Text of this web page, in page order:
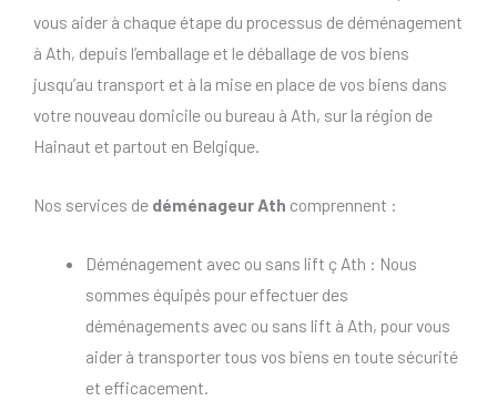
vous aider à chaque étape du processus de déménagement
à Ath, depuis l’emballage et le déballage de vos biens
jusqu’au transport et à la mise en place de vos biens dans
votre nouveau domicile ou bureau à Ath, sur la région de
Hainaut et partout en Belgique.
Nos services de déménageur Ath comprennent :
Déménagement avec ou sans lift ç Ath : Nous
sommes équipés pour effectuer des
déménagements avec ou sans lift à Ath, pour vous
aider à transporter tous vos biens en toute sécurité
et efficacement.